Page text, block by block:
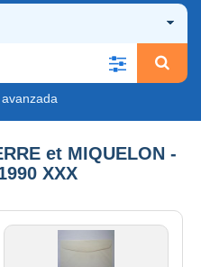
et MIQUELON -
XXX